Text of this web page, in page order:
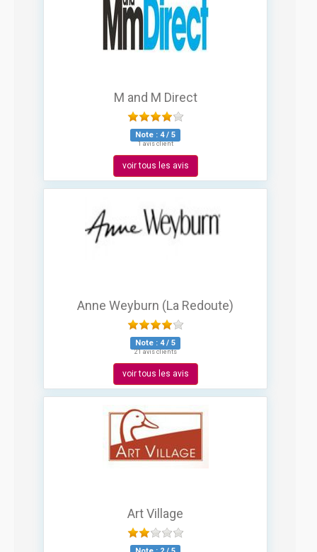
M and M Direct
Note : 4/ 5
1 avis client
voir tous les avis
Anne Weyburn (La Redoute)
Note : 4/ 5
21 avis clients
voir tous les avis
Art Village